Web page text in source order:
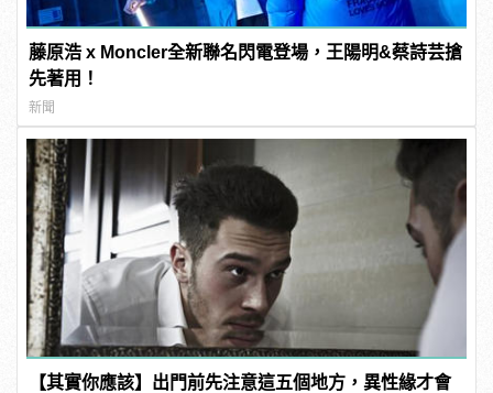
藤原浩 x Moncler全新聯名閃電登場，王陽明&蔡詩芸搶
先著用！
新聞
【其實你應該】出門前先注意這五個地方，異性緣才會